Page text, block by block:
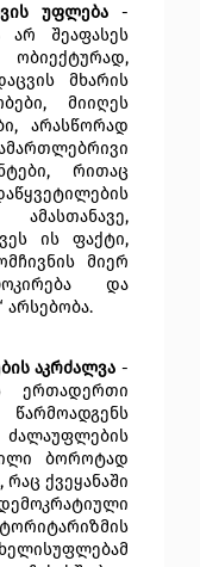
უფლება -
არ შეაფასეს
მხარის
მიიღეს
არასწორად
რითაც
ის ფაქტი,
მიერ
და
არსებობა.
აკრძალვა -
ერთადერთი
ბოროტად
ქვეყანაში